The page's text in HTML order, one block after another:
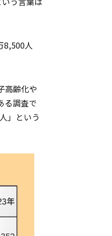
8,500人
高齢化や
る調査で
」という